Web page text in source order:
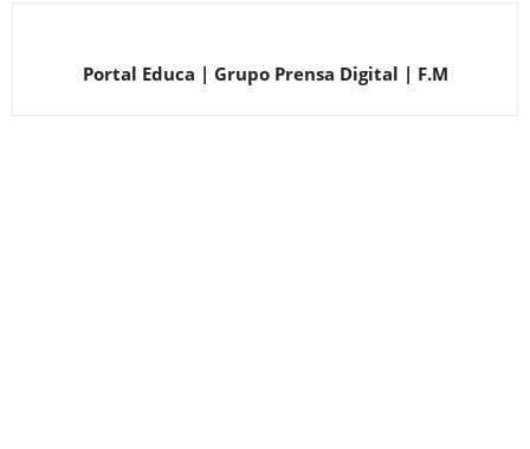
Portal Educa | Grupo Prensa Digital | F.M